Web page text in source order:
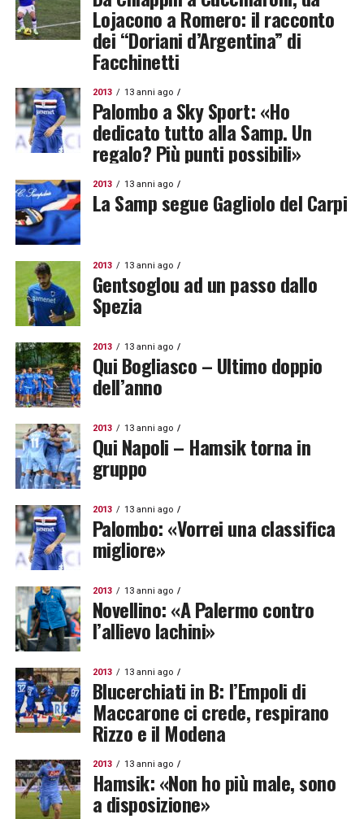
Lojacono a Romero: il racconto
dei “Doriani d’Argentina” di
Facchinetti
2013 13 anni ago
Palombo a Sky Sport: «Ho
dedicato tutto alla Samp. Un
regalo? Più punti possibili»
2013 13 anni ago
La Samp segue Gagliolo del Carpi
2013 13 anni ago
Gentsoglou ad un passo dallo
Spezia
2013 13 anni ago
Qui Bogliasco – Ultimo doppio
dell’anno
2013 13 anni ago
Qui Napoli – Hamsik torna in
gruppo
2013 13 anni ago
Palombo: «Vorrei una classifica
migliore»
2013 13 anni ago
Novellino: «A Palermo contro
l’allievo Iachini»
2013 13 anni ago
Blucerchiati in B: l’Empoli di
Maccarone ci crede, respirano
Rizzo e il Modena
2013 13 anni ago
Hamsik: «Non ho più male, sono
a disposizione»